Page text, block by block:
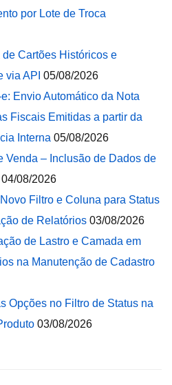
por Lote de Troca
Cartões Históricos e
via API 05/08/2026
Envio Automático da Nota
Fiscais Emitidas a partir da
Interna 05/08/2026
Venda – Inclusão de Dados de
04/08/2026
Filtro e Coluna para Status
de Relatórios 03/08/2026
de Lastro e Camada em
na Manutenção de Cadastro
Opções no Filtro de Status na
03/08/2026